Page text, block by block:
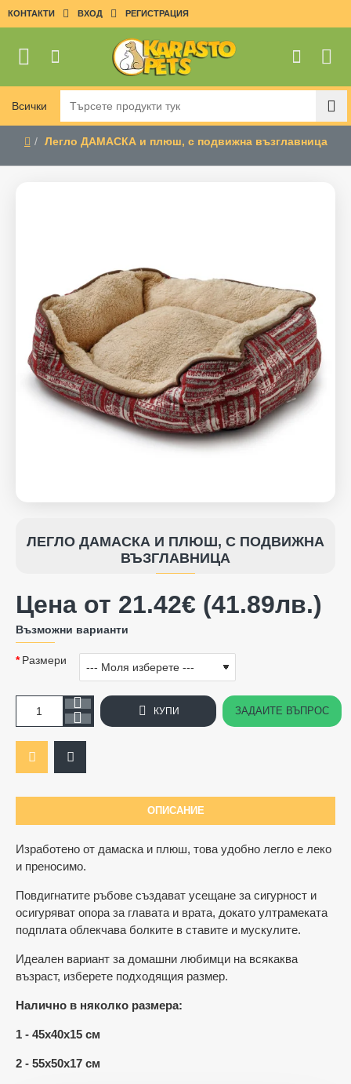
КОНТАКТИ ВХОД РЕГИСТРАЦИЯ
Всички
Търсете
продукти
Легло ДАМАСКА и плюш, с подвижна възглавница
ЛЕГЛО ДАМАСКА И ПЛЮШ, С ПОДВИЖНА
ВЪЗГЛАВНИЦА
ОПИСАНИЕ
Изработено от дамаска и плюш, това удобно легло е леко
и преносимо.
Повдигнатите ръбове създават усещане за сигурност и
осигуряват опора за главата и врата, докато ултрамеката
подплата облекчава болките в ставите и мускулите.
Идеален вариант за домашни любимци на всякаква
възраст, изберете подходящия размер.
Налично в няколко размера:
1 - 45x40x15 см
2 - 55x50x17 см
Цена от 21.42€ (41.89лв.)
Възможни варианти
Размери
КУПИ ЗАДАЙТЕ ВЪПРОС